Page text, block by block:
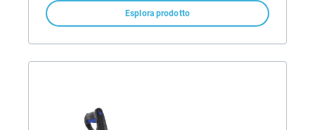
Esplora prodotto